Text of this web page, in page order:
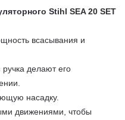
Stihl SEA 20 SET
всасывания и
делают его
насадку.
движениями, чтобы